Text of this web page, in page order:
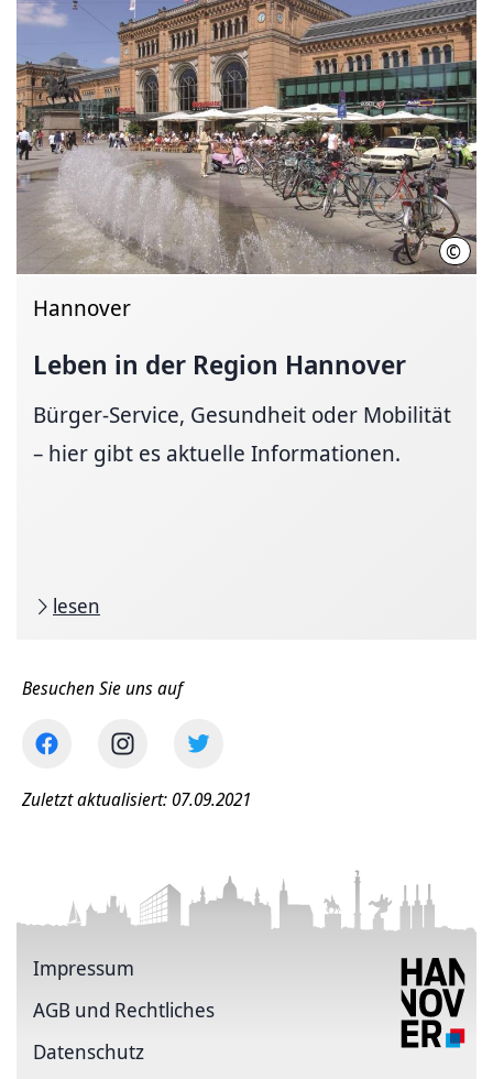
©
Hannover
Leben in der Region Hannover
Bürger-Service, Gesundheit oder Mobilität
– hier gibt es aktuelle Informationen.
lesen
Besuchen Sie uns auf
Zuletzt aktualisiert: 07.09.2021
Impressum
AGB und Rechtliches
Datenschutz